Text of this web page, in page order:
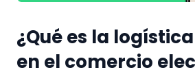
¿Qué es la
en el comercio